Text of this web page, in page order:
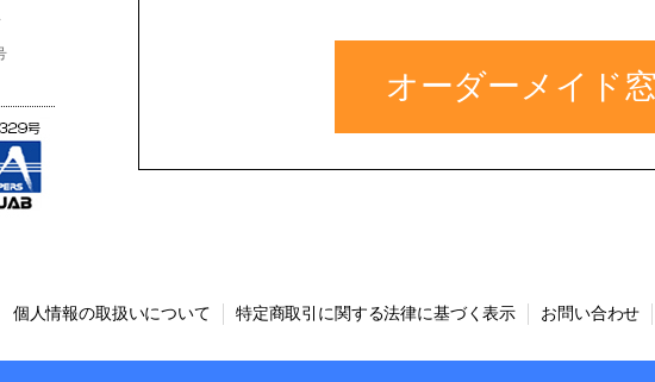
オーダーメイド
個人情報の取扱いについて 特定商取引に関する法律に基づく表示 お問い合わせ